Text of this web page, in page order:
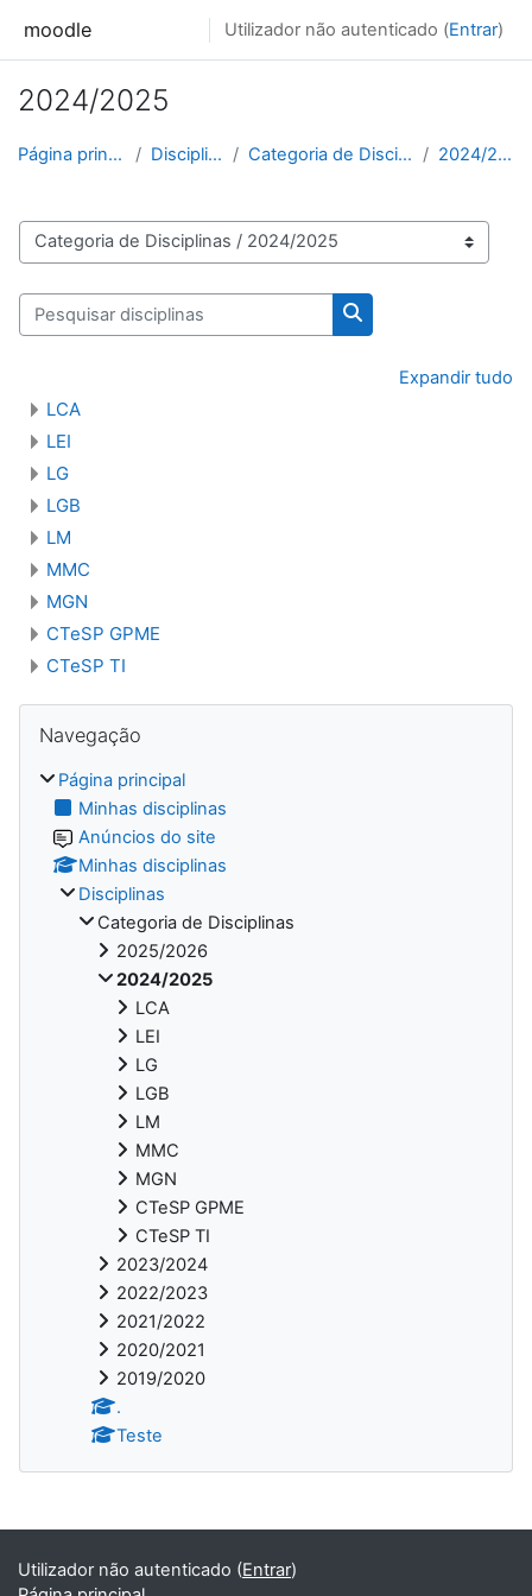
moodle Utilizador não autenticado (Entrar)
2024/2025
Página principal Disciplinas Categoria de Disciplinas 2024/2025
Categorias de disciplinas
Pesquisar disciplinas
Pesquisar disciplinas
Expandir tudo
LCA
LEI
LG
LGB
LM
MMC
MGN
CTeSP GPME
CTeSP TI
Navegação
Página principal
Minhas disciplinas
Anúncios do site
Minhas disciplinas
Disciplinas
Categoria de Disciplinas
2025/2026
2024/2025
LCA
LEI
LG
LGB
LM
MMC
MGN
CTeSP GPME
CTeSP TI
2023/2024
2022/2023
2021/2022
2020/2021
2019/2020
.
Teste
Utilizador não autenticado (Entrar)